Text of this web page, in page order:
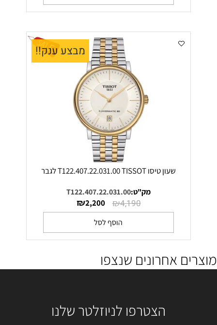
מבצע ענק!!
שעון טיסו T122.407.22.031.00 TISSOT לגבר
מק"ט:T122.407.22.031.00
₪4,190
₪2,200
הוסף לסל
מוצרים אחרונים שנצפו
הצטרפו לניוזלטר שלנו